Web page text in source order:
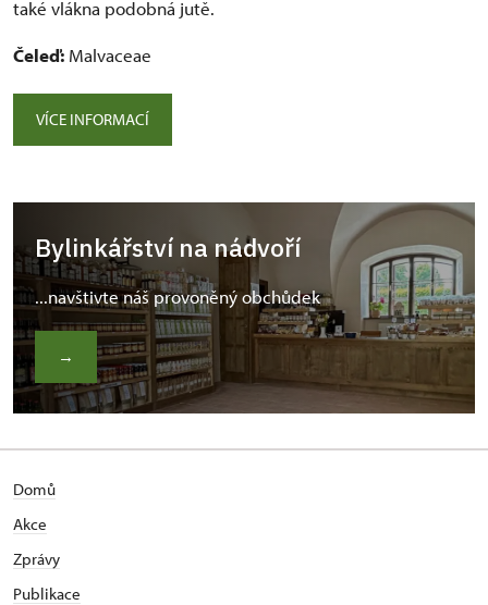
také vlákna podobná jutě.
Čeleď: Malvaceae
VÍCE INFORMACÍ
Bylinkářství na nádvoří
...navštivte náš provoněný obchůdek
→
Domů
Akce
Zprávy
Publikace